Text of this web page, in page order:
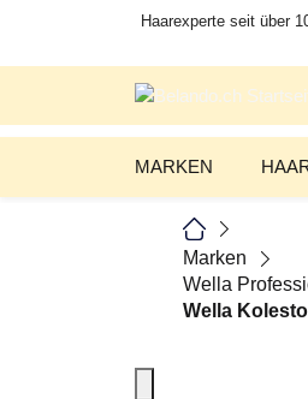
Haarexperte seit über
MARKEN
Marken
Wella
Wella